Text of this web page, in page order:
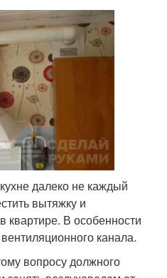
далеко не каждый
вытяжку и
квартире. В особенности
канала.
вопросу должного